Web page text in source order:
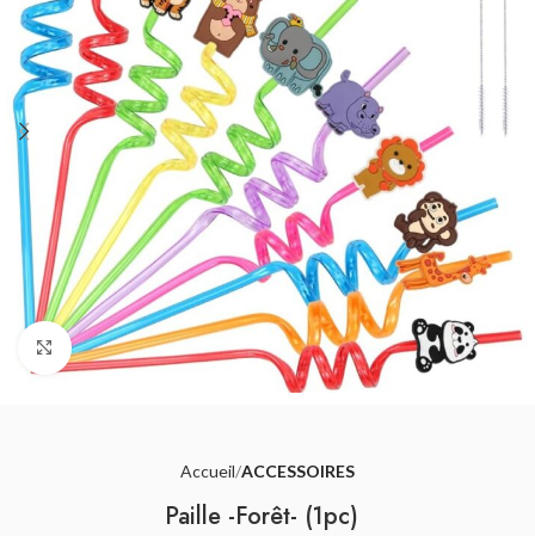
Agrandir
Accueil ACCESSOIRES
Paille -Forêt- (1pc)